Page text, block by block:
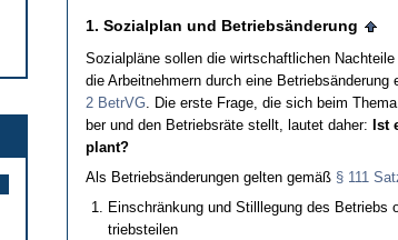
1. So­zi­al­plan und Be­triebsände­rung
So­zi­alpläne sol­len die wirt­schaft­li­chen
die Ar­beit­neh­mern durch ei­ne Be­triebsände­rung
2 Be­trVG. Die ers­te Fra­ge, die sich beim
ber und den Be­triebsräte stellt, lau­tet da­her: Ist
plant?
Als Be­triebsände­run­gen gel­ten gemäß § 111
Ein­schränkung und Still­le­gung des Be­triebs
triebs­tei­len